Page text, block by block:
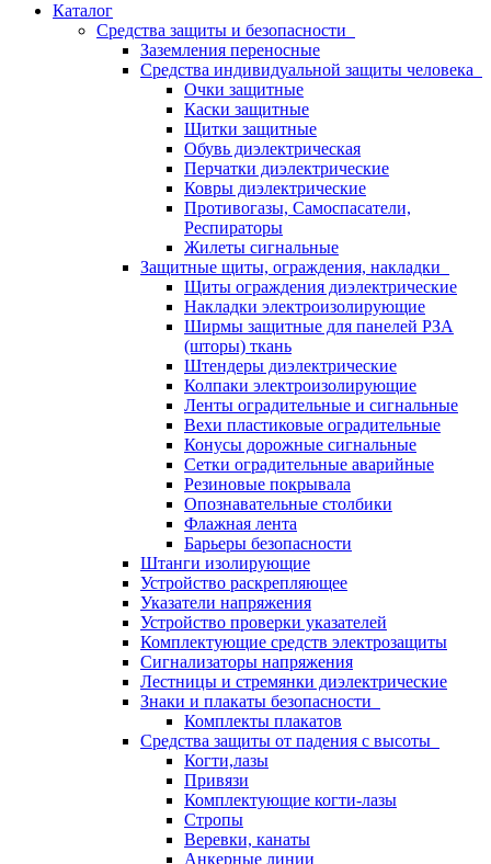
Каталог
Средства защиты и безопасности
Заземления переносные
Средства индивидуальной защиты человека
Очки защитные
Каски защитные
Щитки защитные
Обувь диэлектрическая
Перчатки диэлектрические
Ковры диэлектрические
Противогазы, Самоспасатели,
Респираторы
Жилеты сигнальные
Защитные щиты, ограждения, накладки
Щиты ограждения диэлектрические
Накладки электроизолирующие
Ширмы защитные для панелей РЗА
(шторы) ткань
Штендеры диэлектрические
Колпаки электроизолирующие
Ленты оградительные и сигнальные
Вехи пластиковые оградительные
Конусы дорожные сигнальные
Сетки оградительные аварийные
Резиновые покрывала
Опознавательные столбики
Флажная лента
Барьеры безопасности
Штанги изолирующие
Устройство раскрепляющее
Указатели напряжения
Устройство проверки указателей
Комплектующие средств электрозащиты
Сигнализаторы напряжения
Лестницы и стремянки диэлектрические
Знаки и плакаты безопасности
Комплекты плакатов
Средства защиты от падения с высоты
Когти,лазы
Привязи
Комплектующие когти-лазы
Стропы
Веревки, канаты
Анкерные линии